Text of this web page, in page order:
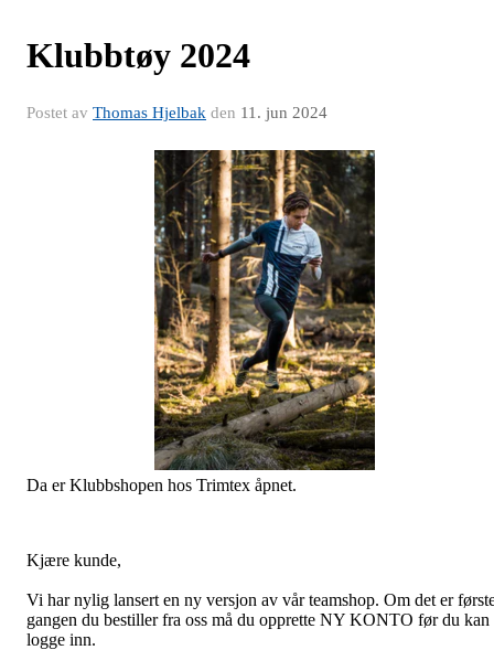
Klubbtøy 2024
Postet av Thomas Hjelbak den 11. jun 2024
Da er Klubbshopen hos Trimtex åpnet.
Kjære kunde,
Vi har nylig lansert en ny versjon av vår teamshop. Om det er
gangen du bestiller fra oss må du opprette NY KONTO før du kan
logge inn.